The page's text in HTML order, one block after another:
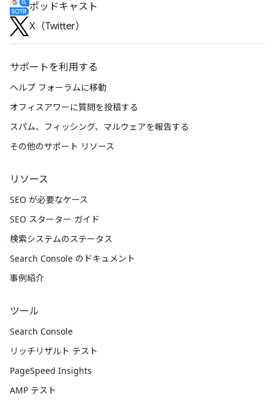
ポッドキャスト
X（Twitter）
サポートを利用する
ヘルプ フォーラムに移動
オフィスアワーに質問を投稿する
スパム、フィッシング、マルウェアを報告する
その他のサポート リソース
リソース
SEO が必要なケース
SEO スターター ガイド
検索システムのステータス
Search Console のドキュメント
事例紹介
ツール
Search Console
リッチリザルト テスト
PageSpeed Insights
AMP テスト